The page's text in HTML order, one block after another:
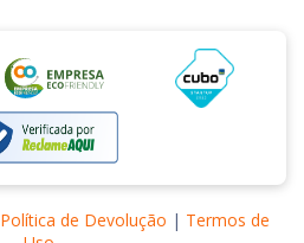
Política de Devolução | Termos de